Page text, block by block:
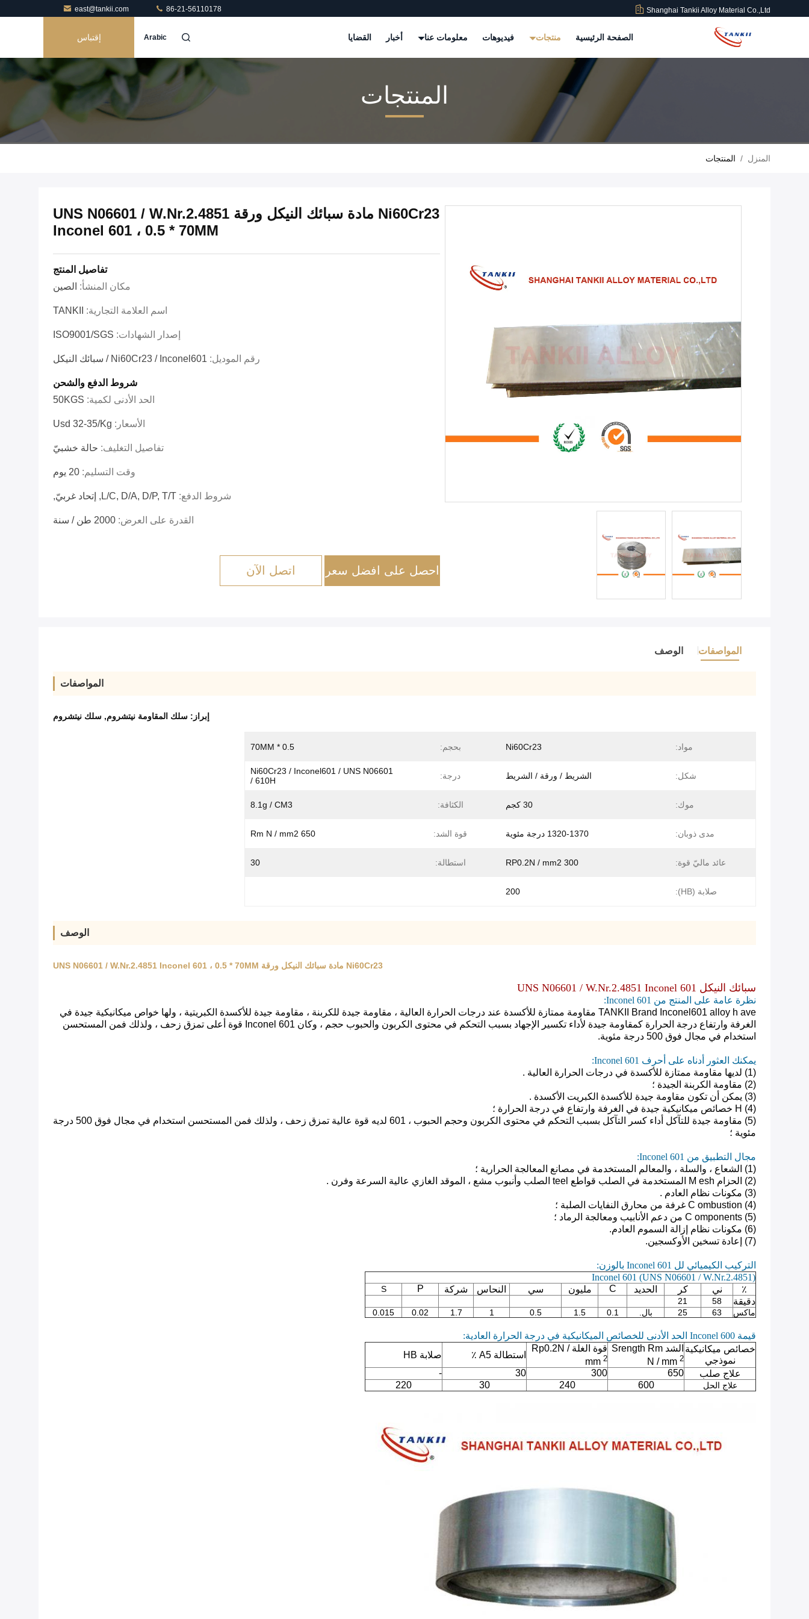
Shanghai Tankii Alloy Material Co.,Ltd
east@tankii.com 86-21-56110178
الصفحة الرئيسية منتجات فيديوهات معلومات عنا أخبار القضايا Arabic إقتباس
المنتجات
المنزل / المنتجات
Ni60Cr23 مادة سبائك النيكل ورقة UNS N06601 / W.Nr.2.4851
Inconel 601 ، 0.5 * 70MM
تفاصيل المنتج
مكان المنشأ: الصين
اسم العلامة التجارية: TANKII
إصدار الشهادات: ISO9001/SGS
رقم الموديل: Ni60Cr23 / Inconel601 / سبائك النيكل
شروط الدفع والشحن
الحد الأدنى لكمية: 50KGS
الأسعار: Usd 32-35/kg
تفاصيل التغليف: حالة خشبيّ
وقت التسليم: 20 يوم
شروط الدفع: L/C, D/A, D/P, T/T, إتحاد غربيّ,
القدرة على العرض: 2000 طن / سنة
احصل على افضل سعر اتصل الآن
المواصفات الوصف
المواصفات
إبراز: سلك المقاومة نيتشروم, سلك نيتشروم
مواد: Ni60Cr23 بحجم: 0.5 * 70MM
شكل: الشريط / ورقة / الشريط درجة:
Ni60Cr23 / Inconel601 / UNS N06601
/ 610H
موك: 30 كجم الكثافة: 8.1g / CM3
مدى ذوبان: 1320-1370 درجة مئوية قوة الشد: 650 Rm N / mm2
عائد ماليّ قوة: 300 RP0.2N / mm2 استطالة: 30
صلابة (HB): 200
الوصف
Ni60Cr23 مادة سبائك النيكل ورقة UNS N06601 / W.Nr.2.4851 Inconel 601 ، 0.5 * 70MM
سبائك النيكل UNS N06601 / W.Nr.2.4851 Inconel 601
نظرة عامة على المنتج من Inconel 601:
TANKII Brand Inconel601 alloy h ave مقاومة ممتازة للأكسدة عند درجات الحرارة العالية ، مقاومة جيدة للكربنة ، مقاومة جيدة للأكسدة الكبريتية ، ولها خواص ميكانيكية جيدة في
الغرفة وارتفاع درجة الحرارة كمقاومة جيدة لأداء تكسير الإجهاد بسبب التحكم في محتوى الكربون والحبوب حجم ، وكان Inconel 601 قوة أعلى تمزق زحف ، ولذلك فمن المستحسن
استخدام في مجال فوق 500 درجة مئوية.
يمكنك العثور أدناه على أحرف Inconel 601:
(1)
لديها مقاومة ممتازة للأكسدة في درجات الحرارة العالية .
(2)
مقاومة الكربنة الجيدة ؛
(3)
يمكن أن تكون مقاومة جيدة للأكسدة الكبريت الأكسدة .
(4) H
خصائص ميكانيكية جيدة في الغرفة وارتفاع في درجة الحرارة ؛
(5)
مقاومة جيدة للتآكل أداء كسر التآكل بسبب التحكم في محتوى الكربون وحجم الحبوب ، 601 لديه قوة عالية تمزق زحف ، ولذلك فمن المستحسن استخدام في مجال فوق 500 درجة
مئوية ؛
مجال التطبيق من Inconel 601:
(1)
الشعاع ، والسلة ، والمعالم المستخدمة في مصانع المعالجة الحرارية ؛
(2)
الحزام M esh المستخدمة في الصلب قواطع teel الصلب وأنبوب مشع ، الموقد الغازي عالية السرعة وفرن
.
(3) مكونات نظام العادم
.
(4) C
ombustion غرفة من محارق النفايات الصلبة ؛
(5) C
omponents من دعم الأنابيب ومعالجة الرماد
؛
(6)
مكونات نظام إزالة السموم العادم.
(7) إعادة تسخين الأوكسجين.
التركيب الكيميائي لل Inconel 601 بالوزن:
Inconel 601 (UNS N06601 / W.Nr.2.4851)
٪
ني كر الحديد C مليون سي النحاس شركة P
S
دقيقة 58
21
ماكس
63
25 بال. 0.1
1.5
0.5
1
1.7
0.02
0.015
قيمة Inconel 600 الحد الأدنى للخصائص الميكانيكية في درجة الحرارة العادية:
خصائص ميكانيكية
نموذجي
الشد Srength Rm
N / mm 2
قوة الغلة Rp0.2N /
mm 2 استطالة A5 ٪
صلابة HB
علاج صلب
650
300
30
-
علاج الحل 600
240
30
220